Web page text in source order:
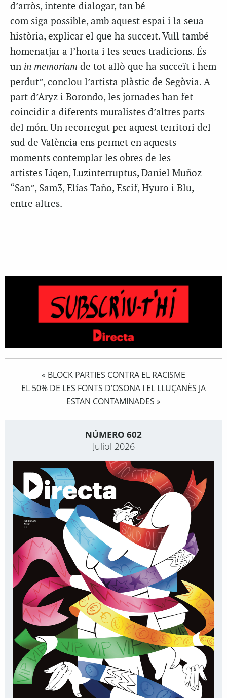
d’arròs, intente dialogar, tan bé
com siga possible, amb aquest espai i la seua
història, explicar el que ha succeït. Vull també
homenatjar a l’horta i les seues tradicions. És
un in memoriam de tot allò que ha succeït i hem
perdut”, conclou l’artista plàstic de Segòvia. A
part d’Aryz i Borondo, les jornades han fet
coincidir a diferents muralistes d’altres parts
del món. Un recorregut per aquest territori del
sud de València ens permet en aquests
moments contemplar les obres de les
artistes Liqen, Luzinterruptus, Daniel Muñoz
“San”, Sam3, Elías Taño, Escif, Hyuro i Blu,
entre altres.
« BLOCK PARTIES CONTRA EL RACISME
EL 50% DE LES FONTS D’OSONA I EL LLUÇANÈS JA
ESTAN CONTAMINADES »
NÚMERO 602
Juliol 2026